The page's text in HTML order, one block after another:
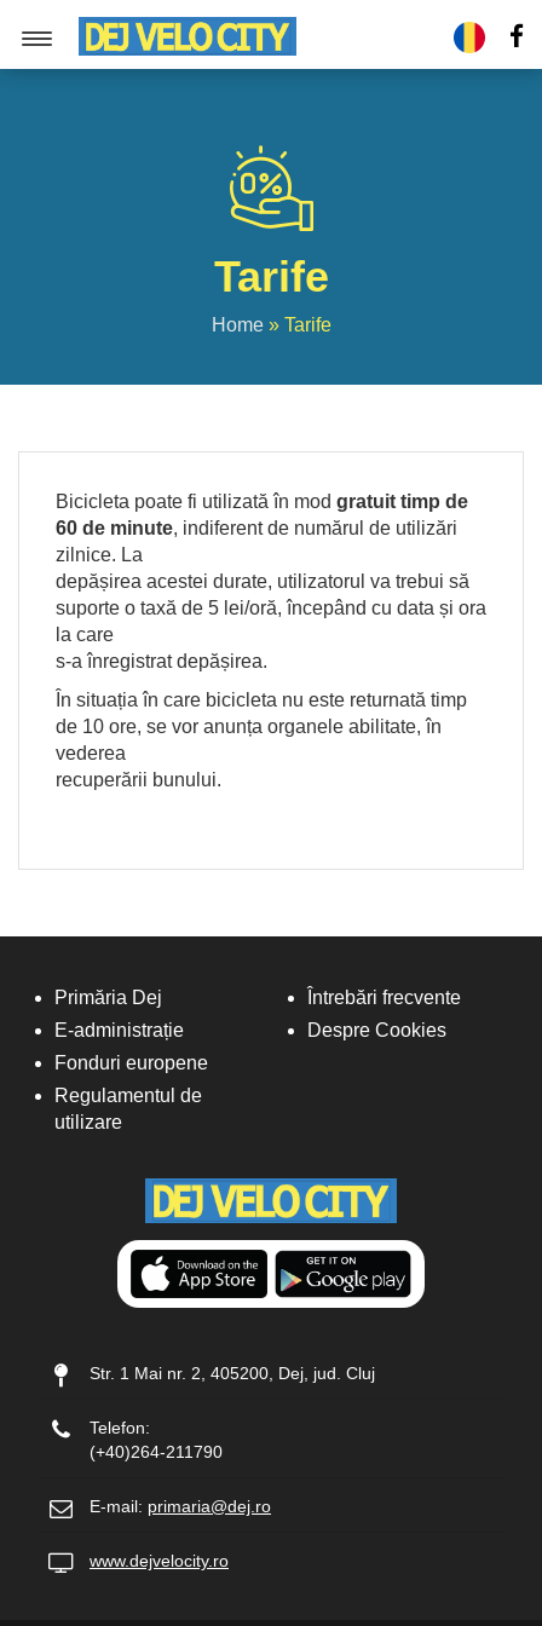
content
Tarife
Home» Tarife
Bicicleta poate fi utilizată în mod gratuit timp de
60 de minute, indiferent de numărul de utilizări
zilnice. La
depășirea acestei durate, utilizatorul va trebui să
suporte o taxă de 5 lei/oră, începând cu data și ora
la care
s-a înregistrat depășirea.
În situația în care bicicleta nu este returnată timp
de 10 ore, se vor anunța organele abilitate, în
vederea
recuperării bunului.
Primăria Dej
E-administrație
Fonduri europene
Regulamentul de
utilizare
Întrebări frecvente
Despre Cookies
Str. 1 Mai nr. 2, 405200, Dej, jud. Cluj
Telefon:
(+40)264-211790
E-mail: primaria@dej.ro
www.dejvelocity.ro